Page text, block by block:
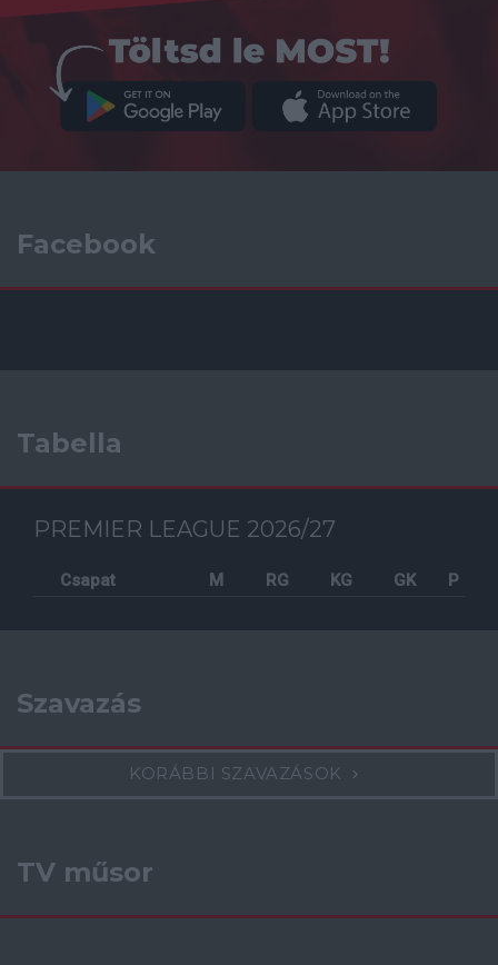
Facebook
Tabella
PREMIER LEAGUE 2026/27
Csapat M RG KG GK P
Szavazás
KORÁBBI SZAVAZÁSOK
TV műsor